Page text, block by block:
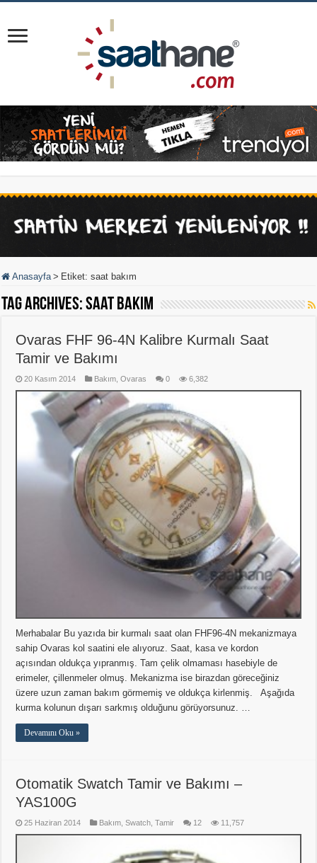
Anasayfa > Etiket:saat bakım
Tag Archives:saat bakım
Ovaras FHF 96-4N Kalibre Kurmalı Saat
Tamir ve Bakımı
20 Kasım 2014 Bakım ,Ovaras 0 6,382
Merhabalar Bu yazıda bir kurmalı saat olan FHF96-4N mekanizmaya
sahip Ovaras kol saatini ele alıyoruz. Saat, kasa ve kordon
açısından oldukça yıpranmış. Tam çelik olmaması hasebiyle de
erimeler, çillenmeler olmuş. Mekanizma ise birazdan göreceğiniz
üzere uzun zaman bakım görmemiş ve oldukça kirlenmiş. Aşağıda
kurma kolunun dışarı sarkmış olduğunu görüyorsunuz. …
Devamını Oku »
Otomatik Swatch Tamir ve Bakımı –
YAS100G
25 Haziran 2014 Bakım ,Swatch ,Tamir 12 11,757